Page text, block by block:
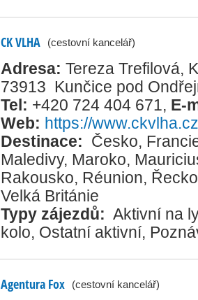
CK VLHA (cestovní kancelář)
Adresa: Tereza Trefilová,
73913 Kunčice pod
Tel: +420 724 404 671, E-
Web: https://www.ckvlha.cz
Destinace: Česko,
Maledivy, Maroko,
Rakousko, Réunion, Řecko
Velká Británie
Typy zájezdů: Aktivní na
kolo, Ostatní aktivní,
Agentura Fox (cestovní kancelář)